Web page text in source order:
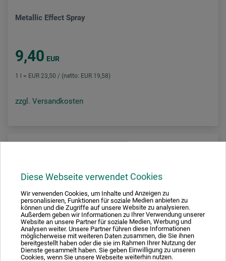
Diese Webseite verwendet Cookies
Wir verwenden Cookies, um Inhalte und Anzeigen zu
personalisieren, Funktionen für soziale Medien anbieten zu
können und die Zugriffe auf unsere Website zu analysieren.
Außerdem geben wir Informationen zu Ihrer Verwendung unserer
Website an unsere Partner für soziale Medien, Werbung und
Analysen weiter. Unsere Partner führen diese Informationen
möglicherweise mit weiteren Daten zusammen, die Sie ihnen
bereitgestellt haben oder die sie im Rahmen Ihrer Nutzung der
Dienste gesammelt haben. Sie geben Einwilligung zu unseren
Cookies, wenn Sie unsere Webseite weiterhin nutzen.
Metallic Effect Spray
9,40 EUR
1 l = EUR 23,50 / (netto: EUR 19,58)
zzgl. Versandkosten